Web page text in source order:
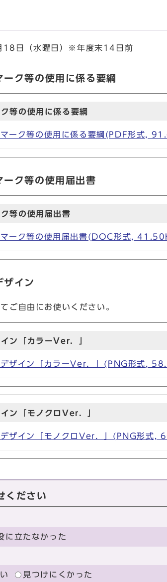
18日（水曜日）※年度末14日前
ク等の使用に係る要綱
等の使用に係る要綱
マーク等の使用に係る要綱(PDF形式,
ーク等の使用届出書
等の使用届出書
マーク等の使用届出書(DOC形式,
ザイン
ご自由にお使いください。
ン「カラーVer．」
デザイン「カラーVer．」(PNG形式,
ン「モノクロVer．」
デザイン「モノクロVer．」(PNG形式,
ください
に立たなかった
見つけにくかった